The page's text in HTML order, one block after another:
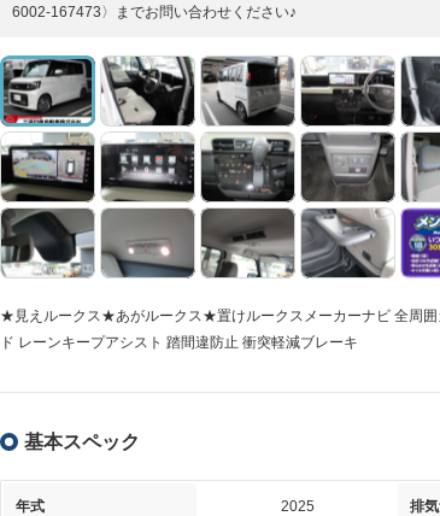
6002-167473〉までお問い合わせください♪
★見えルークス★あがルークス★置けルークスメーカーナビ 全周囲
ド レーンキープアシスト 踏間違防止 衝突軽減ブレーキ
基本スペック
年式 2025 排